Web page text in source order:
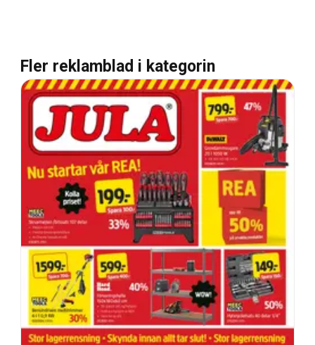
Fler reklamblad i kategorin